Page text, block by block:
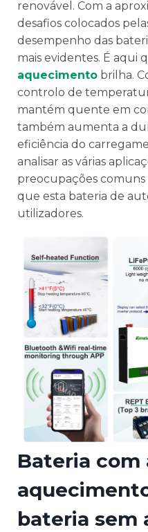
renovável. Com a
desafios colocados
desempenho das
mais evidentes. É aqui
aquecimento brilha.
controlo de
mantém quente em
também aumenta a
eficiência do
analisar as várias
preocupações comuns
que esta bateria de
utilizadores.
Bateria com
bateria sem